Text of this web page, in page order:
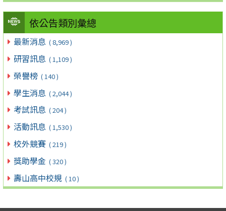
依公告類別彙總
最新消息 ( 8,969 )
研習訊息 ( 1,109 )
榮譽榜 ( 140 )
學生消息 ( 2,044 )
考試訊息 ( 204 )
活動訊息 ( 1,530 )
校外競賽 ( 219 )
獎助學金 ( 320 )
壽山高中校規 ( 10 )